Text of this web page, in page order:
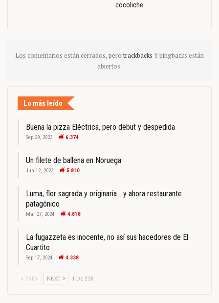
cocoliche
Los comentarios están cerrados, pero trackbacks Y pingbacks están
abiertos.
Lo más leído
Buena la pizza Eléctrica, pero debut y despedida
Sep 29, 2023 6.374
Un filete de ballena en Noruega
Jun 12, 2023 5.810
Luma, flor sagrada y originaria… y ahora restaurante
patagónico
Mar 27, 2024 4.818
La fugazzeta es inocente, no así sus hacedores de El
Cuartito
Sep 17, 2024 4.338
PREV NEXT 1 De 238